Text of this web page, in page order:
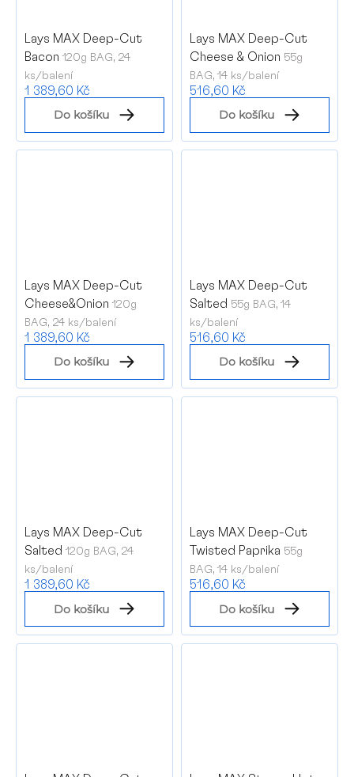
Lays MAX Deep-Cut
Bacon 120g BAG, 24
ks/balení
1 389,60 Kč
Do košíku
Lays MAX Deep-Cut
Cheese & Onion 55g
BAG, 14 ks/balení
516,60 Kč
Do košíku
Lays MAX Deep-Cut
Cheese&Onion 120g
BAG, 24 ks/balení
1 389,60 Kč
Do košíku
Lays MAX Deep-Cut
Salted 55g BAG, 14
ks/balení
516,60 Kč
Do košíku
Lays MAX Deep-Cut
Salted 120g BAG, 24
ks/balení
1 389,60 Kč
Do košíku
Lays MAX Deep-Cut
Twisted Paprika 55g
BAG, 14 ks/balení
516,60 Kč
Do košíku